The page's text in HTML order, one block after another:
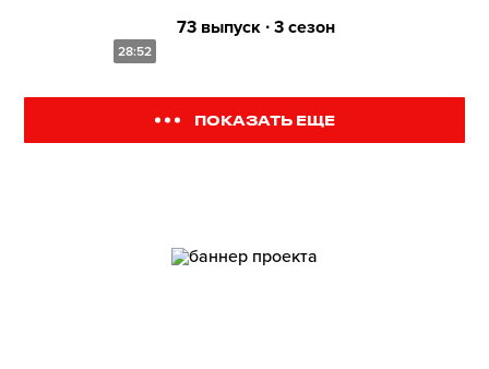
28:52
73 выпуск ∙ 3 сезон
ПОКАЗАТЬ ЕЩЕ